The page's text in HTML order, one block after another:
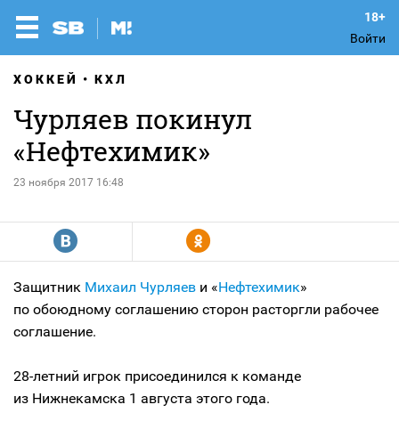
Войти
ХОККЕЙ КХЛ
Чурляев покинул
«Нефтехимик»
23 ноября 2017 16:48
R Y
Защитник Михаил Чурляев и «Нефтехимик»
по обоюдному соглашению сторон расторгли рабочее
соглашение.
28-летний игрок присоединился к команде
из Нижнекамска 1 августа этого года.